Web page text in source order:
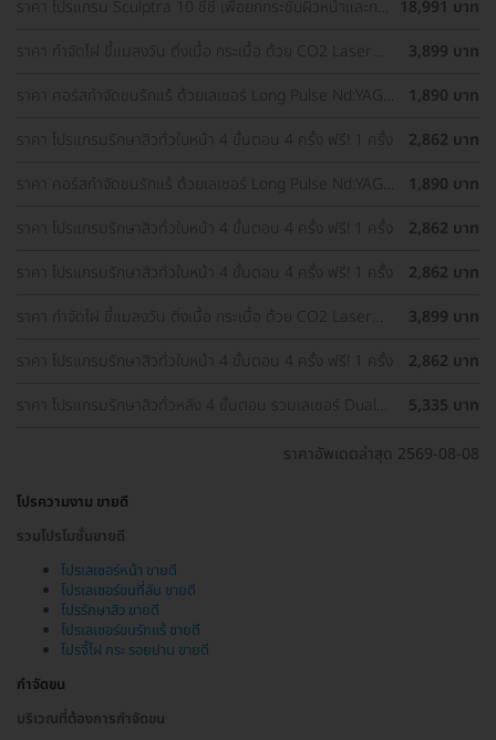
ราคา โปรแกรม Sculptra 10 ซีซี เพื่อยกกระชับผิวหน้าและกระ
18,991 บาท
ราคา กำจัดไฝ ขี้แมลงวัน ติ่งเนื้อ กระเนื้อ ด้วย CO2 Laser
ลำคอ 1 ครั้ง
3,899 บาท
ราคา คอร์สกำจัดขนรักแร้ ด้วยเลเซอร์ Long Pulse Nd:YAG
1,890 บาท
ราคา โปรแกรมรักษาสิวทั่วใบหน้า 4 ขั้นตอน 4 ครั้ง ฟรี! 1 ครั้ง
2,862 บาท
ราคา คอร์สกำจัดขนรักแร้ ด้วยเลเซอร์ Long Pulse Nd:YAG
1,890 บาท
ราคา โปรแกรมรักษาสิวทั่วใบหน้า 4 ขั้นตอน 4 ครั้ง ฟรี! 1 ครั้ง
2,862 บาท
ราคา โปรแกรมรักษาสิวทั่วใบหน้า 4 ขั้นตอน 4 ครั้ง ฟรี! 1 ครั้ง
2,862 บาท
ราคา กำจัดไฝ ขี้แมลงวัน ติ่งเนื้อ กระเนื้อ ด้วย CO2 Laser
ลำคอ 1 ครั้ง
3,899 บาท
ราคา โปรแกรมรักษาสิวทั่วใบหน้า 4 ขั้นตอน 4 ครั้ง ฟรี! 1 ครั้ง
2,862 บาท
ราคา โปรแกรมรักษาสิวทั่วหลัง 4 ขั้นตอน รวมเลเซอร์ Dual
5,335 บาท
ราคาอัพเดตล่าสุด 2569-08-08
โปรความงาม ขายดี
รวมโปรโมชั่นขายดี
โปรเลเซอร์หน้า ขายดี
โปรเลเซอร์ขนที่ลับ ขายดี
โปรรักษาสิว ขายดี
โปรเลเซอร์ขนรักแร้ ขายดี
โปรจี้ไฝ กระ รอยปาน ขายดี
กำจัดขน
บริเวณที่ต้องการกำจัดขน